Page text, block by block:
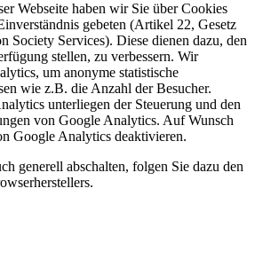
Webseite haben wir Sie über Cookies
gebeten (Artikel 22, Gesetz
Society Services). Diese dienen dazu, den
stellen, zu verbessern. Wir
um anonyme statistische
wie z.B. die Anzahl der Besucher.
unterliegen der Steuerung und den
von Google Analytics. Auf Wunsch
Google Analytics deaktivieren.
generell abschalten, folgen Sie dazu den